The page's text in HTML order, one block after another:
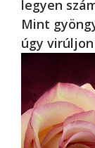
legyen
Mint
úgy